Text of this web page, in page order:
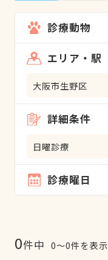
診療動物
エリア・駅
大阪市生野区
詳細条件
日曜診療
診療曜日
0件中 0〜0件を表示